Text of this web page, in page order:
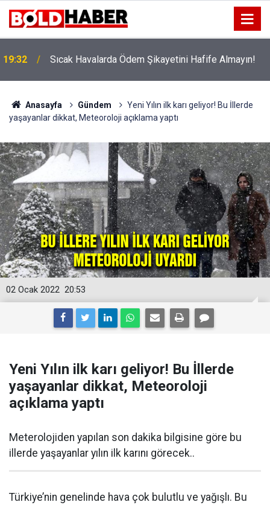
19:32 Sıcak Havalarda Ödem Şikayetini Hafife Almayın!
Anasayfa Gündem
Yeni Yılın ilk karı geliyor! Bu İllerde
yaşayanlar dikkat, Meteoroloji açıklama yaptı
20:53
02 Ocak 2022
Yeni Yılın ilk karı geliyor! Bu İllerde
yaşayanlar dikkat, Meteoroloji
açıklama yaptı
Meterolojiden yapılan son dakika bilgisine göre bu
illerde yaşayanlar yılın ilk karını görecek..
Türkiye’nin genelinde hava çok bulutlu ve yağışlı. Bu